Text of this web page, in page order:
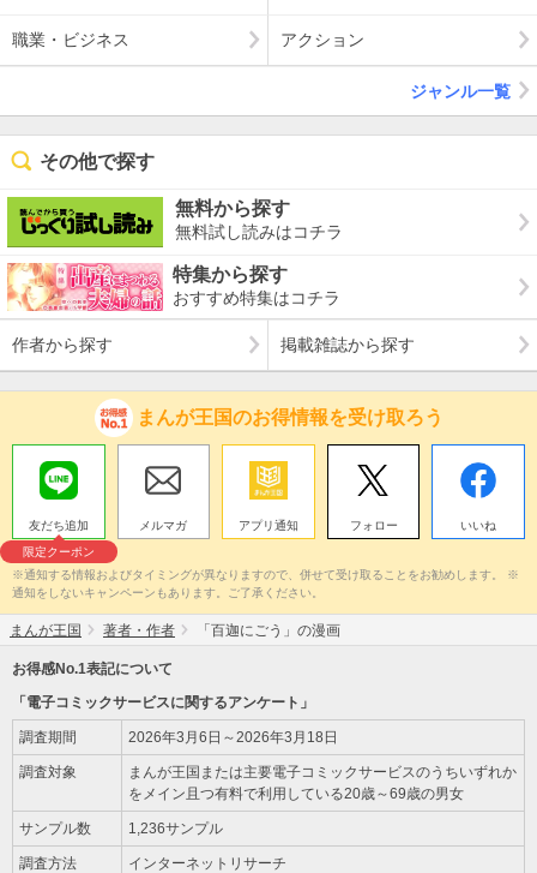
職業・ビジネス アクション
ジャンル一覧
その他で探す
無料から探す
無料試し読みはコチラ
特集から探す
おすすめ特集はコチラ
作者から探す 掲載雑誌から探す
まんが王国のお得情報を受け取ろう
友だち追加
限定クーポン
メルマガ アプリ通知 フォロー いいね
※通知する情報およびタイミングが異なりますので、併せて受け取ることをお勧めします。 ※
通知をしないキャンペーンもあります。ご了承ください。
まんが王国 著者・作者 「百迦にごう」の漫画
お得感No.1表記について
「電子コミックサービスに関するアンケート」
調査期間 2026年3月6日～2026年3月18日
調査対象
まんが王国または主要電子コミックサービスのうちいずれか
をメイン且つ有料で利用している20歳～69歳の男女
サンプル数 1,236サンプル
調査方法 インターネットリサーチ